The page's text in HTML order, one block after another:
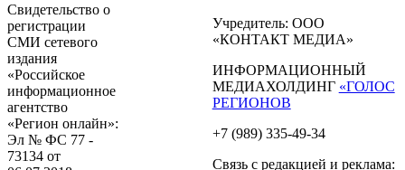
Свидетельство о
регистрации
СМИ сетевого
издания
«Российское
информационное
агентство
«Регион онлайн»:
Эл № ФС 77 -
73134 от
Учредитель: ООО
«КОНТАКТ МЕДИА»
ИНФОРМАЦИОННЫЙ
МЕДИАХОЛДИНГ «ГОЛОС
РЕГИОНОВ
+7 (989) 335-49-34
Связь с редакцией и реклама: